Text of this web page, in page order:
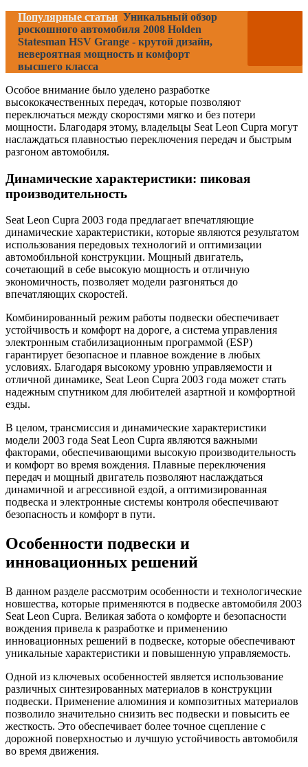
Популярные статьи Уникальный обзор
роскошного автомобиля 2008 Holden
Statesman HSV Grange - крутой дизайн,
невероятная мощность и комфорт
высшего класса
Особое внимание было уделено разработке
высококачественных передач, которые позволяют
переключаться между скоростями мягко и без потери
мощности. Благодаря этому, владельцы Seat Leon Cupra могут
наслаждаться плавностью переключения передач и быстрым
разгоном автомобиля.
Динамические характеристики: пиковая
производительность
Seat Leon Cupra 2003 года предлагает впечатляющие
динамические характеристики, которые являются результатом
использования передовых технологий и оптимизации
автомобильной конструкции. Мощный двигатель,
сочетающий в себе высокую мощность и отличную
экономичность, позволяет модели разгоняться до
впечатляющих скоростей.
Комбинированный режим работы подвески обеспечивает
устойчивость и комфорт на дороге, а система управления
электронным стабилизационным программой (ESP)
гарантирует безопасное и плавное вождение в любых
условиях. Благодаря высокому уровню управляемости и
отличной динамике, Seat Leon Cupra 2003 года может стать
надежным спутником для любителей азартной и комфортной
езды.
В целом, трансмиссия и динамические характеристики
модели 2003 года Seat Leon Cupra являются важными
факторами, обеспечивающими высокую производительность
и комфорт во время вождения. Плавные переключения
передач и мощный двигатель позволяют наслаждаться
динамичной и агрессивной ездой, а оптимизированная
подвеска и электронные системы контроля обеспечивают
безопасность и комфорт в пути.
Особенности подвески и
инновационных решений
В данном разделе рассмотрим особенности и технологические
новшества, которые применяются в подвеске автомобиля 2003
Seat Leon Cupra. Великая забота о комфорте и безопасности
вождения привела к разработке и применению
инновационных решений в подвеске, которые обеспечивают
уникальные характеристики и повышенную управляемость.
Одной из ключевых особенностей является использование
различных синтезированных материалов в конструкции
подвески. Применение алюминия и композитных материалов
позволило значительно снизить вес подвески и повысить ее
жесткость. Это обеспечивает более точное сцепление с
дорожной поверхностью и лучшую устойчивость автомобиля
во время движения.